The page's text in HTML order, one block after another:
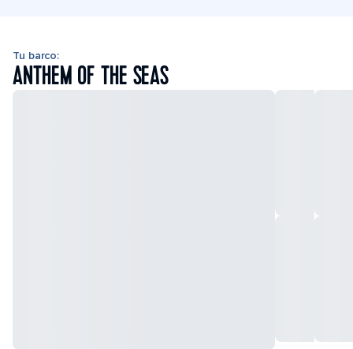
Tu barco:
ANTHEM OF THE SEAS